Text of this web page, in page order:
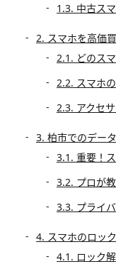
1.3. 中古ス
2. スマホを高価
2.1. どのス
2.2. スマホ
2.3. アクセ
3. 柏市でのデー
3.1. 重要！
3.2. プロが
3.3. プライ
4. スマホのロッ
4.1. ロック